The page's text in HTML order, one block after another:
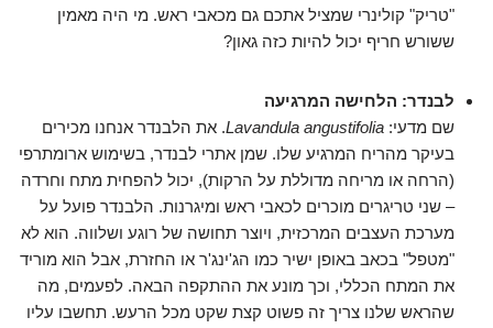
"טריק" קולינרי שמציל אתכם גם מכאבי ראש. מי היה מאמין
ששורש חריף יכול להיות כזה גאון?
לבנדר: הלחישה המרגיעה
שם מדעי: Lavandula angustifolia. את הלבנדר אנחנו מכירים
בעיקר מהריח המרגיע שלו. שמן אתרי לבנדר, בשימוש ארומתרפי
(הרחה או מריחה מדוללת על הרקות), יכול להפחית מתח וחרדה
– שני טריגרים מוכרים לכאבי ראש ומיגרנות. הלבנדר פועל על
מערכת העצבים המרכזית, ויוצר תחושה של רוגע ושלווה. הוא לא
"מטפל" בכאב באופן ישיר כמו הג'ינג'ר או החזרת, אבל הוא מוריד
את המתח הכללי, וכך מונע את ההתקפה הבאה. לפעמים, מה
שהראש שלנו צריך זה פשוט קצת שקט מכל הרעש. תחשבו עליו